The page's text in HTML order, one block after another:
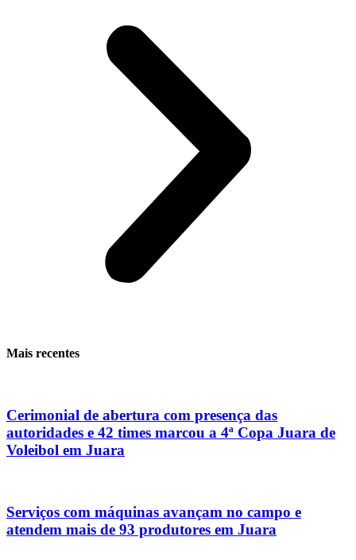
Mais recentes
Cerimonial de abertura com presença das
autoridades e 42 times marcou a 4ª Copa Juara de
Voleibol em Juara
Serviços com máquinas avançam no campo e
atendem mais de 93 produtores em Juara